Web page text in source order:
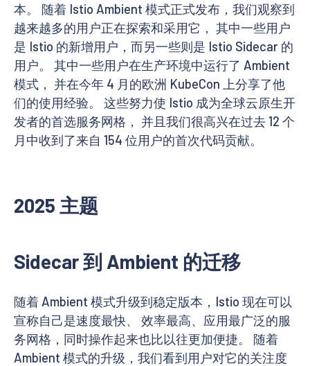
本。 随着 Istio Ambient 模式正式发布，我们观察到
越来越多的用户正在探索和采用它， 其中一些用户
是 Istio 的新增用户，而另一些则是 Istio Sidecar 的
用户。 其中一些用户在生产环境中运行了 Ambient
模式， 并在今年 4 月的欧洲 KubeCon 上分享了他
们的使用经验。 这些努力使 Istio 成为全球云原生开
发者的首选服务网格， 并且我们很高兴在过去 12 个
月中收到了来自 154 位用户的首次代码贡献。
2025 主题
Sidecar 到 Ambient 的迁移
随着 Ambient 模式升级到稳定版本，Istio 现在可以
宣称自己是速度最快、 效率最高、应用最广泛的服
务网格，同时操作起来也比以往更加便捷。 随着
Ambient 模式的升级，我们看到用户对它的关注度